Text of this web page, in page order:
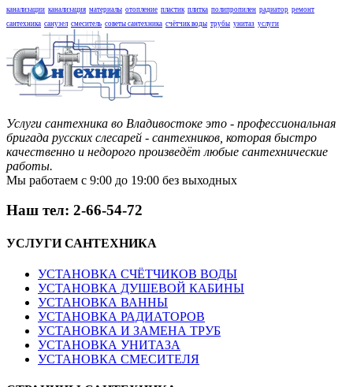
канализации канализация материалы отопление пластик плитка полипропилен радиатор ремонт
сантехника санузел смеситель советы сантехника счётчик воды трубы унитаз услуги
Услуги сантехника во Владивостоке это - профессиональная
бригада русских слесарей - сантехников, которая быстро
качественно и недорого произведёт любые сантехнические
работы.
Мы работаем с 9:00 до 19:00 без выходных
Наш тел: 2-66-54-72
УСЛУГИСАНТЕХНИКА
УСТАНОВКА СЧЁТЧИКОВ ВОДЫ
УСТАНОВКА ДУШЕВОЙ КАБИНЫ
УСТАНОВКА ВАННЫ
УСТАНОВКА РАДИАТОРОВ
УСТАНОВКА И ЗАМЕНА ТРУБ
УСТАНОВКА УНИТАЗА
УСТАНОВКА СМЕСИТЕЛЯ